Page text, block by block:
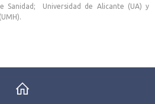
Sanidad; Universidad de Alicante (UA) y